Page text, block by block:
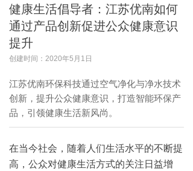
健康生活倡导者：江苏优南如何
通过产品创新促进公众健康意识
提升
创建时间： 2020年5月1日
江苏优南环保科技通过空气净化与净水技术
创新，提升公众健康意识，打造智能环保产
品，引领健康生活新风尚。
在当今社会，随着人们生活水平的不断提
高，公众对健康生活方式的关注日益增